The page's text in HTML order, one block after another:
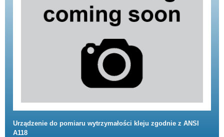
Urządzenie do pomiaru wytrzymałości kleju zgodnie z ANSI
A118